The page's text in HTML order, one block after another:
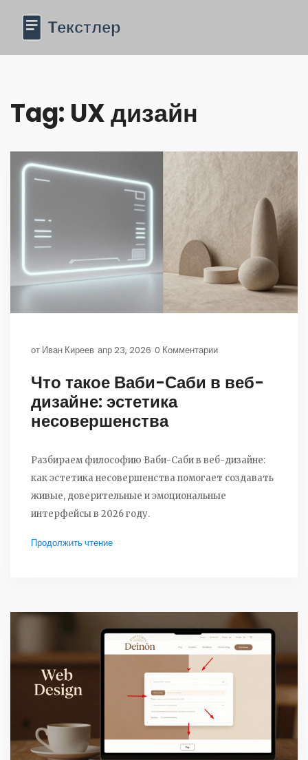
Tag: UX дизайн
от Иван Киреев апр 23, 2026 0 Комментарии
Что такое Ваби-Саби в веб-
дизайне: эстетика
несовершенства
Разбираем философию Ваби-Саби в веб-дизайне:
как эстетика несовершенства помогает создавать
живые, доверительные и эмоциональные
интерфейсы в 2026 году.
Продолжить чтение